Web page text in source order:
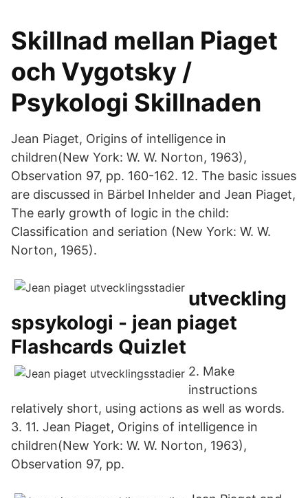
Skillnad mellan Piaget
och Vygotsky /
Psykologi Skillnaden
Jean Piaget, Origins of intelligence in
children(New York: W. W. Norton, 1963),
Observation 97, pp. 160-162. 12. The basic issues
are discussed in Bärbel Inhelder and Jean Piaget,
The early growth of logic in the child:
Classification and seriation (New York: W. W.
Norton, 1965).
utveckling
spsykologi - jean piaget
Flashcards Quizlet
2. Make
instructions
relatively short, using actions as well as words.
3. 11. Jean Piaget, Origins of intelligence in
children(New York: W. W. Norton, 1963),
Observation 97, pp.